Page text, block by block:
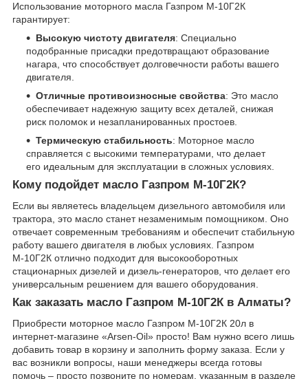
Использование моторного масла Газпром М-10Г2К
гарантирует:
Высокую чистоту двигателя: Специально
подобранные присадки предотвращают образование
нагара, что способствует долговечности работы вашего
двигателя.
Отличные противоизносные свойства: Это масло
обеспечивает надежную защиту всех деталей, снижая
риск поломок и незапланированных простоев.
Термическую стабильность: Моторное масло
справляется с высокими температурами, что делает
его идеальным для эксплуатации в сложных условиях.
Кому подойдет масло Газпром М-10Г2К?
Если вы являетесь владельцем дизельного автомобиля или
трактора, это масло станет незаменимым помощником. Оно
отвечает современным требованиям и обеспечит стабильную
работу вашего двигателя в любых условиях. Газпром
М-10Г2К отлично подходит для высокооборотных
стационарных дизелей и дизель-генераторов, что делает его
универсальным решением для вашего оборудования.
Как заказать масло Газпром М-10Г2К в Алматы?
Приобрести моторное масло Газпром М-10Г2К 20л в
интернет-магазине «Arsen-Oil» просто! Вам нужно всего лишь
добавить товар в корзину и заполнить форму заказа. Если у
вас возникли вопросы, наши менеджеры всегда готовы
помочь – просто позвоните по номерам, указанным в разделе